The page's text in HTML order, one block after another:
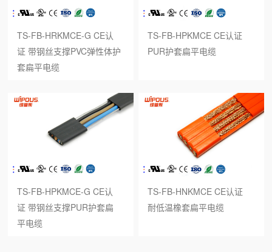
TS-FB-HRKMCE-G CE认
证 带钢丝支撑PVC弹性体护
套扁平电缆
TS-FB-HPKMCE CE认证
PUR护套扁平电缆
TS-FB-HPKMCE-G CE认
证 带钢丝支撑PUR护套扁
平电缆
TS-FB-HNKMCE CE认证
耐低温橡套扁平电缆